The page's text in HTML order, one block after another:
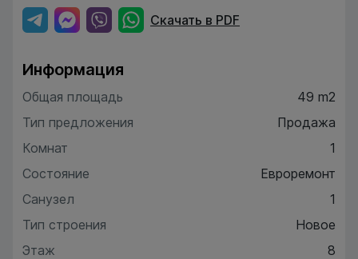
Скачать в PDF
Информация
Общая площадь
49 m2
Тип предложения
Продажа
Комнат
1
Состояние
Евроремонт
Санузел
1
Тип строения
Новое
Этаж
8